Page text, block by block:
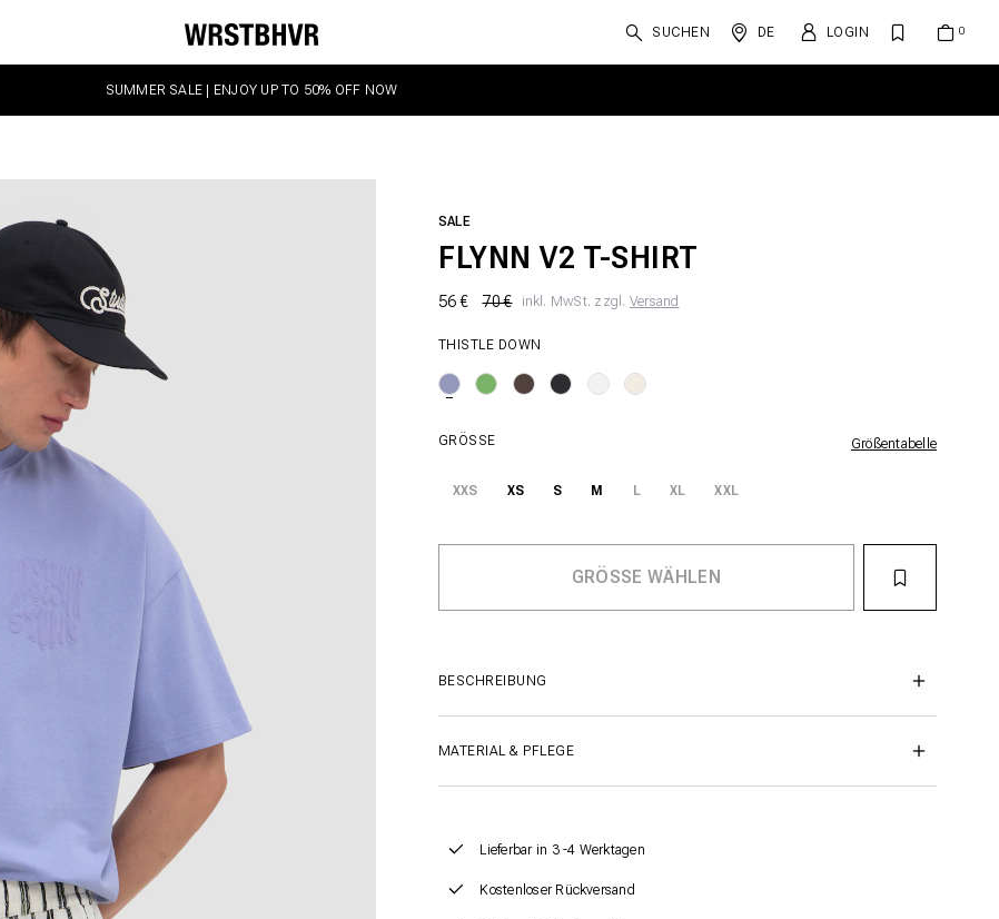
SUCHEN DE LOGIN
SUMMER SALE | ENJOY UP TO 50% OFF NOW
SALE
FLYNN V2 T-SHIRT
56 € 70 € inkl. MwSt. zzgl. Versand
THISTLE DOWN
GRÖSSE Größentabelle
XXS XS S M L XL XXL
BESCHREIBUNG
MATERIAL & PFLEGE
Lieferbar in 3 -4 Werktagen
Kostenloser Rückversand